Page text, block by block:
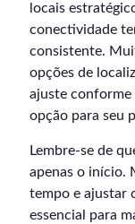
locais
conectividade
consistente.
opções de
ajuste conforme
opção para seu
Lembre-se de
apenas o início.
tempo e ajustar
essencial para